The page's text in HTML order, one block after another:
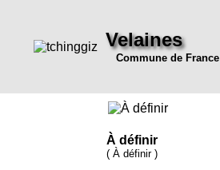
Velaines
Commune de France
À définir
( À définir )